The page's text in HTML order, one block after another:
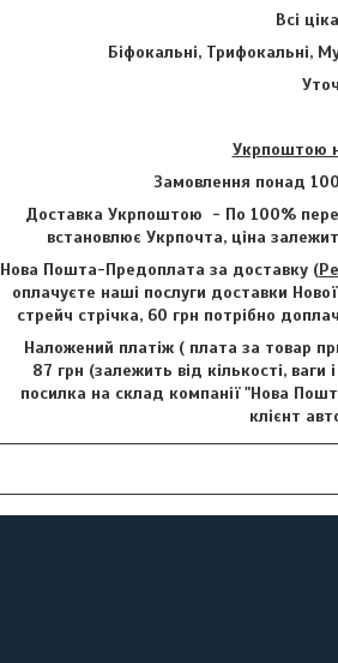
Всі
Біфокальні, Трифокальні,
Укрпоштою
Замовлення понад
Доставка Укрпоштою - По 100%
встановлює Укрпочта, ціна
Нова Пошта-Предоплата за доставку (
оплачуєте наші послуги доставки
стрейч стрічка, 60 грн потрібно
Наложений платіж ( плата за товар
87 грн (залежить від кількості,
посилка на склад компанії "Нова
клієнт